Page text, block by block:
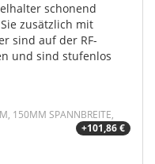
schonend
zusätzlich mit
sind auf der RF-
und sind stufenlos
150MM SPANNBREITE,
+101,86 €